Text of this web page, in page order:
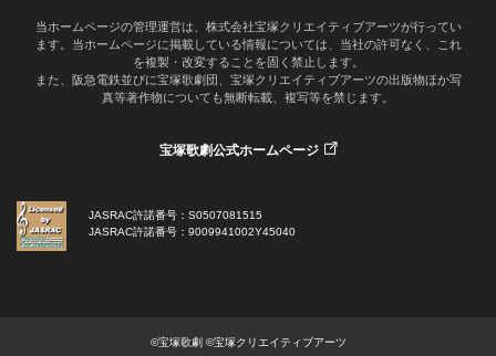
当ホームページの管理運営は、株式会社宝塚クリエイティブアーツが行ってい
ます。当ホームページに掲載している情報については、当社の許可なく、これ
を複製・改変することを固く禁止します。
また、阪急電鉄並びに宝塚歌劇団、宝塚クリエイティブアーツの出版物ほか写
真等著作物についても無断転載、複写等を禁じます。
宝塚歌劇公式ホームページ
JASRAC許諾番号：S0507081515
JASRAC許諾番号：9009941002Y45040
©宝塚歌劇 ©宝塚クリエイティブアーツ